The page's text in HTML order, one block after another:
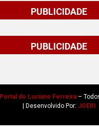
PUBLICIDADE
PUBLICIDADE
Portal do Luciano Ferreira –
| Desenvolvido Por: JOERI